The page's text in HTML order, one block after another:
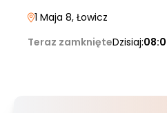
1 Maja 8, Łowicz
Teraz zamknięteDzisiaj: